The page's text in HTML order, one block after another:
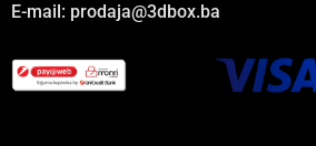
E-mail: prodaja@3dbox.ba